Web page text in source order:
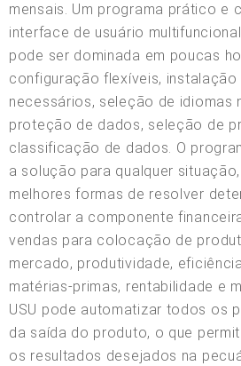
mensais. Um programa prático e
interface de usuário
pode ser dominada em poucas
configuração flexíveis, instalação
necessários, seleção de idiomas
proteção de dados, seleção de
classificação de dados. O
a solução para qualquer
melhores formas de resolver
controlar a componente
vendas para colocação de
mercado, produtividade,
matérias-primas, rentabilidade e
USU pode automatizar todos os
da saída do produto, o que
os resultados desejados na